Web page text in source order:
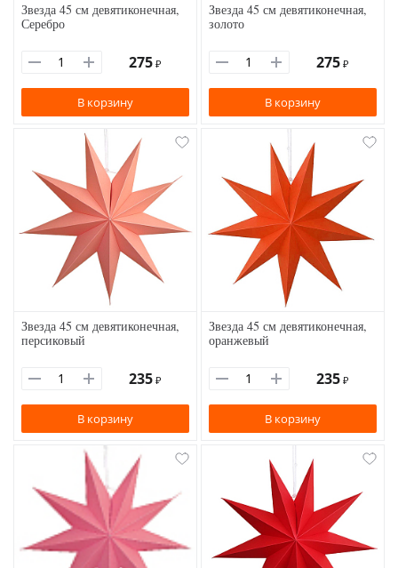
Звезда 45 см девятиконечная,
Серебро
275 ₽
В корзину
Звезда 45 см девятиконечная,
золото
275 ₽
В корзину
Звезда 45 см девятиконечная,
персиковый
235 ₽
В корзину
Звезда 45 см девятиконечная,
оранжевый
235 ₽
В корзину